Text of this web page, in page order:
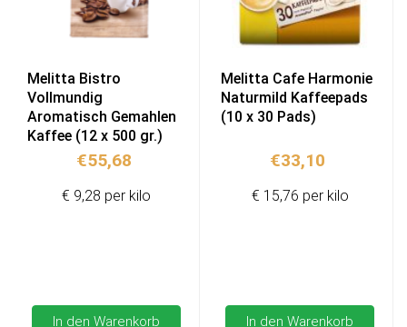
Melitta Bistro
Vollmundig
Aromatisch Gemahlen
Kaffee (12 x 500 gr.)
€55,68
In den Warenkorb
€ 9,28 per kilo
Melitta Cafe Harmonie
Naturmild Kaffeepads
(10 x 30 Pads)
€33,10
In den Warenkorb
€ 15,76 per kilo